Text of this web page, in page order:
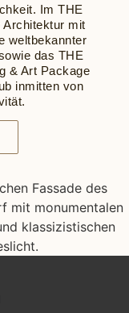
ImTHE
mit
weltbekannter
das THE
& Art Package
inmitten von